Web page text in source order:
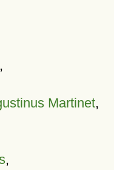
Martinet,
,